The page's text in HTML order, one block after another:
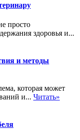
просто
здоровья и...
и методы
которая может
и... Читать»